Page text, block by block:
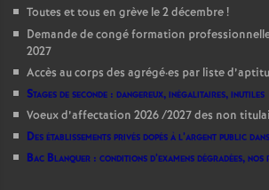
Toutes et tous en grève le 2 décembre!
Demande de congé formation
2027
Accès au corps des agrégé·es par liste
Stages de seconde : dangereux, inégalitaires, inutiles
Voeux d’affectation 2026 /2027 des non
Des établissements privés dopés à l’argent public
Bac Blanquer : conditions d’examens dégradées,